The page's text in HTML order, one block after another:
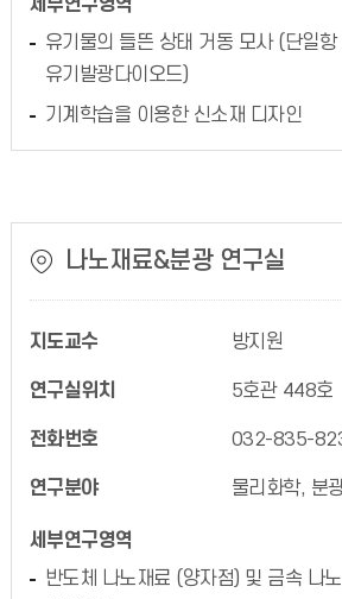
세부연구영역
유기물의 들뜬 상태 거동 모사 (단일항
유기발광다이오드)
기계학습을 이용한 신소재 디자인
나노재료&분광 연구실
지도교수 방지원
연구실위치 5호관 448호
전화번호 032-835-
연구분야 물리화학, 분
세부연구영역
반도체 나노재료 (양자점) 및 금속 나